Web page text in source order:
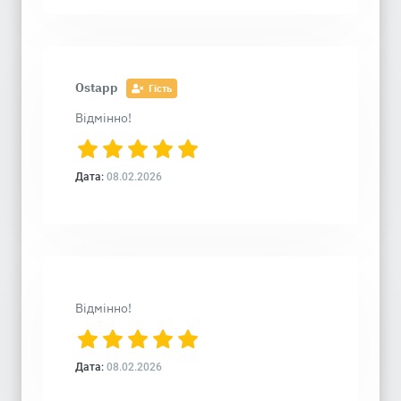
Ostapp Гість
Відмінно!
Дата: 08.02.2026
Відмінно!
Дата: 08.02.2026